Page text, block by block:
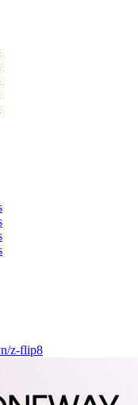
z-flip8